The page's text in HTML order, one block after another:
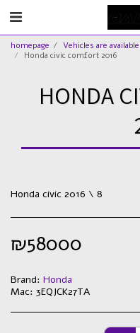
homepage Vehicles are available
Honda civic comfort 2016
HONDA
Honda civic 2016 \ 8
₪58000
Brand: Honda
Mac: 3EQJCK27TA